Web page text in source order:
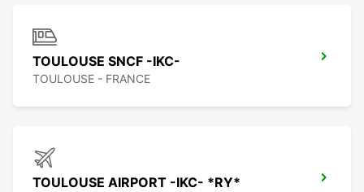
TOULOUSE SNCF -IKC-
TOULOUSE - FRANCE
TOULOUSE AIRPORT -IKC- *RY*